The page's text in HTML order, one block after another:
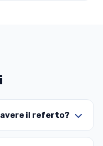
avere il referto?